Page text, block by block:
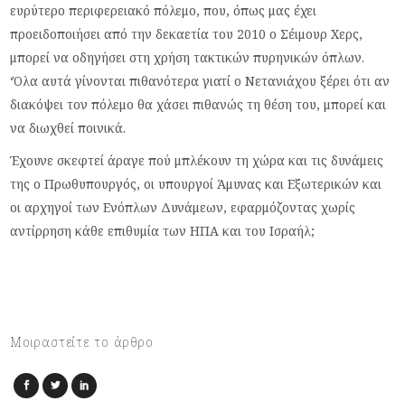
ευρύτερο περιφερειακό πόλεμο, που, όπως μας έχει
προειδοποιήσει από την δεκαετία του 2010 ο Σέιμουρ Χερς,
μπορεί να οδηγήσει στη χρήση τακτικών πυρηνικών όπλων.
‘Όλα αυτά γίνονται πιθανότερα γιατί ο Νετανιάχου ξέρει ότι αν
διακόψει τον πόλεμο θα χάσει πιθανώς τη θέση του, μπορεί και
να διωχθεί ποινικά.
Έχουνε σκεφτεί άραγε πού μπλέκουν τη χώρα και τις δυνάμεις
της ο Πρωθυπουργός, οι υπουργοί Άμυνας και Εξωτερικών και
οι αρχηγοί των Ενόπλων Δυνάμεων, εφαρμόζοντας χωρίς
αντίρρηση κάθε επιθυμία των ΗΠΑ και του Ισραήλ;
Μοιραστείτε το άρθρο